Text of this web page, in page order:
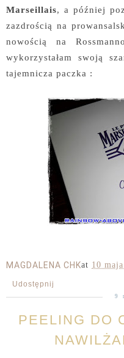
Marseillais, a później
zazdrością na
nowością na
wykorzystałam swoją
tajemnicza paczka :
MAGDALENA CHKat 10 maja
Udostępnij
9
PEELING DO